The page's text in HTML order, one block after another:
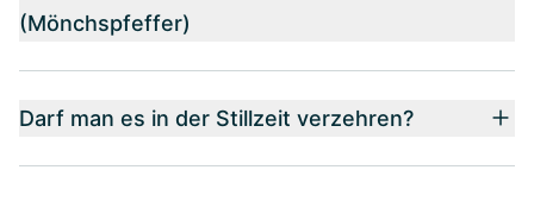
(Mönchspfeffer)
Darf man es in der Stillzeit verzehren?